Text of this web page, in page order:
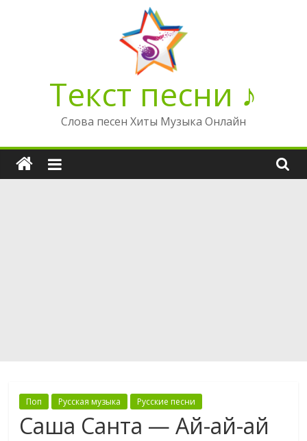
Текст песни ♪
Слова песен Хиты Музыка Онлайн
Поп Русская музыка Русские песни
Саша Санта — Ай-ай-ай